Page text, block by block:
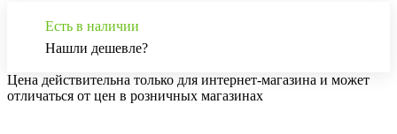
Есть в наличии
Нашли дешевле?
Цена действительна только для интернет-магазина и может
отличаться от цен в розничных магазинах